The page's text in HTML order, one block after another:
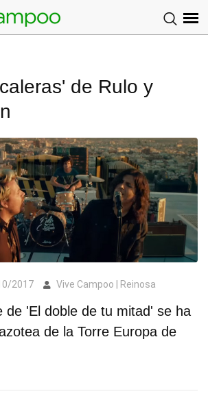
de Rulo y
2017 Vive Campoo | Reinosa
de 'El doble de tu mitad' se ha
de la Torre Europa de